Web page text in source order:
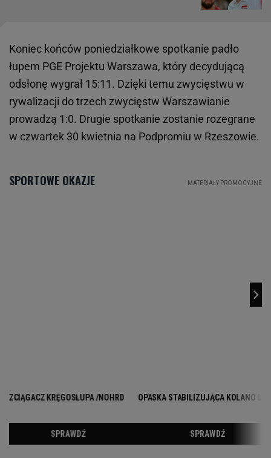
Koniec końców poniedziałkowe spotkanie padło
łupem PGE Projektu Warszawa, który decydującą
odsłonę wygrał 15:11. Dzięki temu zwycięstwu w
rywalizacji do trzech zwycięstw Warszawianie
prowadzą 1:0. Drugie spotkanie zostanie rozegrane
w czwartek 30 kwietnia na Podpromiu w Rzeszowie.